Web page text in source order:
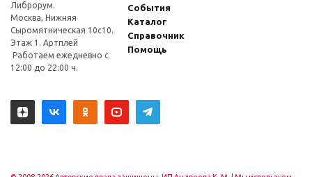
Либрорум.
Москва, Нижняя
Сыромятническая 10с10.
Этаж 1. Артплей
Работаем ежедневно с
12:00 до 22:00 ч.
События
Каталог
Справочник
Помощь